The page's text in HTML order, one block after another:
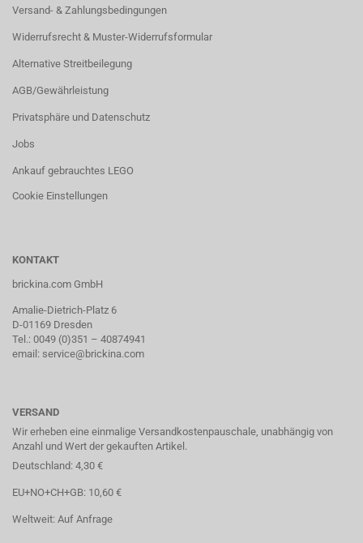
Versand- & Zahlungsbedingungen
Widerrufsrecht & Muster-Widerrufsformular
Alternative Streitbeilegung
AGB/Gewährleistung
Privatsphäre und Datenschutz
Jobs
Ankauf gebrauchtes LEGO
Cookie Einstellungen
KONTAKT
brickina.com GmbH
Amalie-Dietrich-Platz 6
D-01169 Dresden
Tel.: 0049 (0)351 – 40874941
email: service@brickina.com
VERSAND
Wir erheben eine einmalige Versandkostenpauschale, unabhängig von
Anzahl und Wert der gekauften Artikel.
Deutschland: 4,30 €
EU+NO+CH+GB: 10,60 €
Weltweit: Auf Anfrage